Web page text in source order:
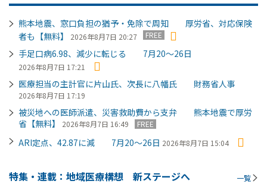
熊本地震、窓口負担の猶予・免除で周知 厚労省、対応保険
者も【無料】
2026年8月7日 20:27 FREE
手足口病6.98、減少に転じる 7月20～26日
2026年8月7日 17:21
医療担当の主計官に片山氏、次長に八幡氏 財務省人事
2026年8月7日 17:19
被災地への医師派遣、災害救助費から支弁 熊本地震で厚労
省【無料】
2026年8月7日 16:49 FREE
ARI定点、42.87に減 7月20～26日 2026年8月7日 15:04
特集・連載：地域医療構想 新ステージへ 一覧